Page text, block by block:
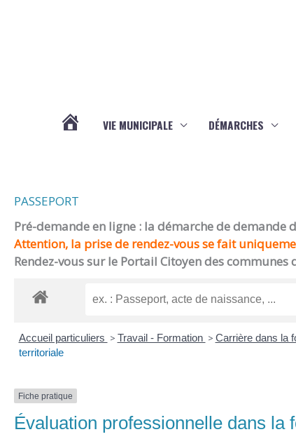
VIE MUNICIPALE DÉMARCHES
PASSEPORT
Pré-demande en ligne : la démarche de demande
Attention, la prise de rendez-vous se fait
Rendez-vous sur le Portail Citoyen des communes
Accueil particuliers > Travail - Formation > Carrière dans la
territoriale
Fiche pratique
Évaluation professionnelle dans la